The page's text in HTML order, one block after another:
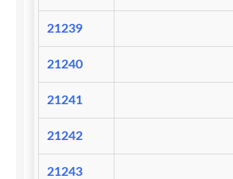
21239
21240
21241
21242
21243